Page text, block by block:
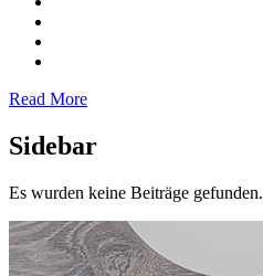
Read More
Sidebar
Es wurden keine Beiträge gefunden.